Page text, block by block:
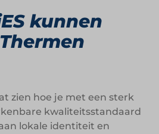
kunnen
zien hoe je met een sterk
kwaliteitsstandaard
lokale identiteit en